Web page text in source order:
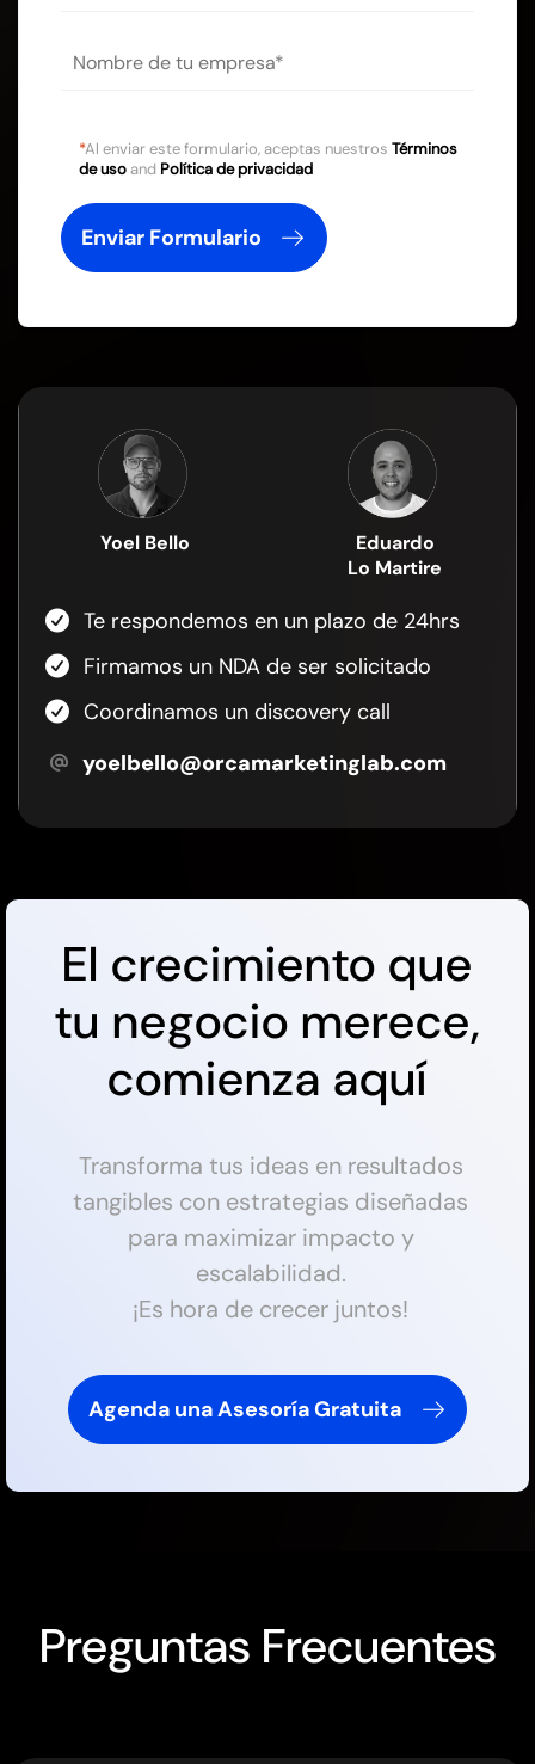
*Al enviar este formulario, aceptas nuestros Términos
de usoand Política de privacidad
Enviar Formulario
Yoel Bello
Eduardo
Lo Martire
Te respondemos en un plazo de 24hrs
Firmamos un NDA de ser solicitado
Coordinamos un discovery call
yoelbello@orcamarketinglab.com
El crecimiento que
tu negocio merece,
comienza aquí
Transforma tus ideas en resultados
tangibles con estrategias diseñadas
para maximizar impacto y
escalabilidad.
¡Es hora de crecer juntos!
Agenda una Asesoría Gratuita
Preguntas Frecuentes